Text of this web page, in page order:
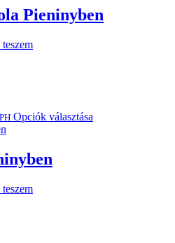
termékoldalon
választhatók
Pieninyben
€
€
Opciók választása